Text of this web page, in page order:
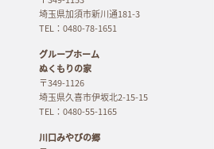
埼玉県加須市新川通181-3
TEL：0480-78-1651
グループホーム
ぬくもりの家
〒349-1126
埼玉県久喜市伊坂北2-15-15
TEL：0480-55-1165
川口みやびの郷